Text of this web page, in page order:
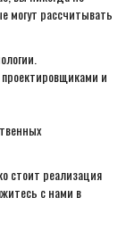
могут рассчитывать
и
стоит реализация
с нами в